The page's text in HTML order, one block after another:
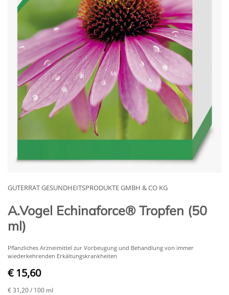
GUTERRAT GESUNDHEITSPRODUKTE GMBH & CO KG
A.Vogel Echinaforce® Tropfen (50
ml)
Pflanzliches Arzneimittel zur Vorbeugung und Behandlung von immer
wiederkehrenden Erkältungskrankheiten
€ 15,60
€ 31,20/ 100 ml